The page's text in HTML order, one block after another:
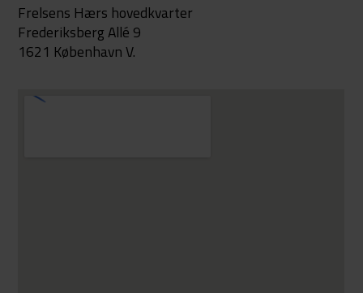
Frelsens Hærs hovedkvarter
Frederiksberg Allé 9
1621 København V.